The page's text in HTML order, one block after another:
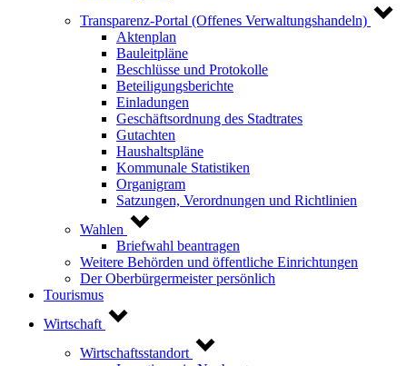
Transparenz-Portal (Offenes Verwaltungshandeln)
Aktenplan
Bauleitpläne
Beschlüsse und Protokolle
Beteiligungsberichte
Einladungen
Geschäftsordnung des Stadtrates
Gutachten
Haushaltspläne
Kommunale Statistiken
Organigram
Satzungen, Verordnungen und Richtlinien
Wahlen
Briefwahl beantragen
Weitere Behörden und öffentliche Einrichtungen
Der Oberbürgermeister persönlich
Tourismus
Wirtschaft
Wirtschaftsstandort